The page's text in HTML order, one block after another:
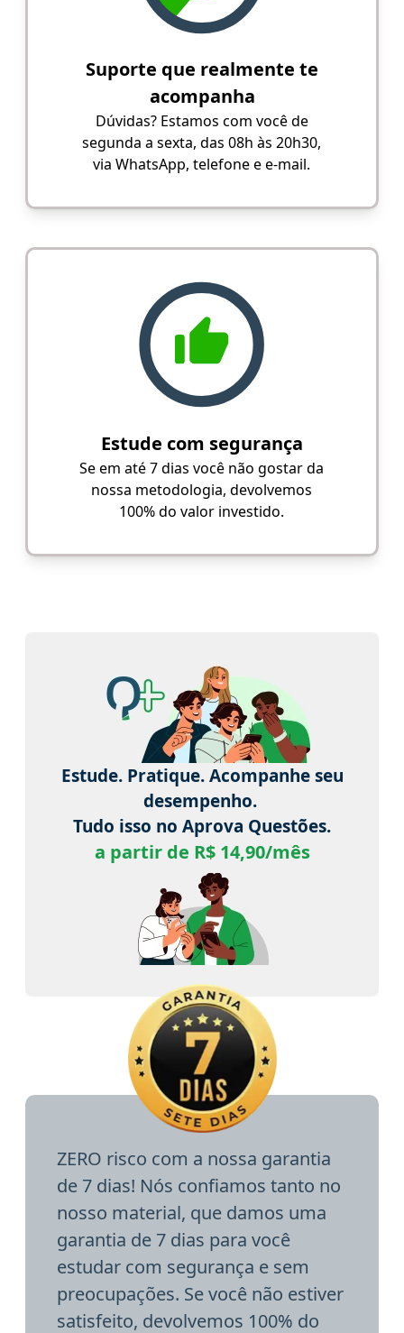
Suporte que realmente te
acompanha
Dúvidas? Estamos com você de
segunda a sexta, das 08h às 20h30,
via WhatsApp, telefone e e-mail.
Estude com segurança
Se em até 7 dias você não gostar da
nossa metodologia, devolvemos
100% do valor investido.
Estude. Pratique. Acompanhe seu
desempenho.
Tudo isso no Aprova Questões.
a partir de R$ 14,90/mês
ZERO risco com a nossa garantia
de 7 dias! Nós confiamos tanto no
nosso material, que damos uma
garantia de 7 dias para você
estudar com segurança e sem
preocupações. Se você não estiver
satisfeito, devolvemos 100% do